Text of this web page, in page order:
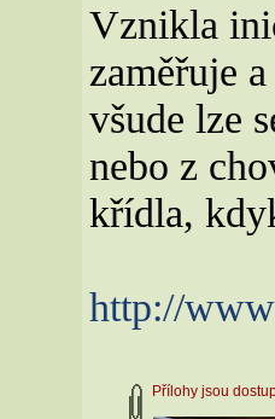
Vznikla
zaměřuje
všude lze
nebo z
křídla,
http://
Přílohy jsou